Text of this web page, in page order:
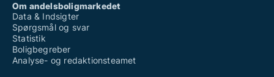
Om andelsboligmarkedet
Data & Indsigter
Spørgsmål og svar
Statistik
Boligbegreber
Analyse- og redaktionsteamet